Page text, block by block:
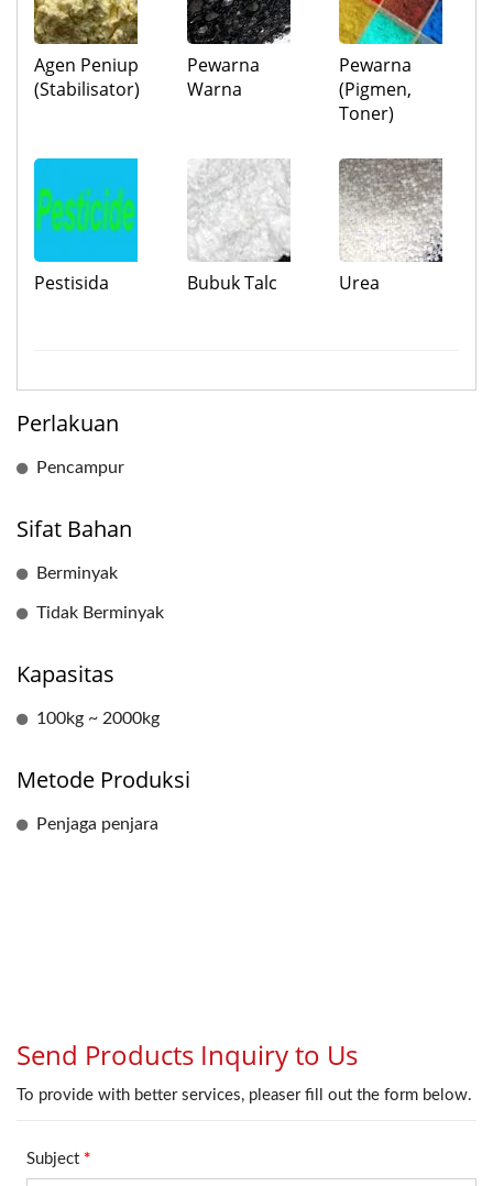
Agen Peniup
(Stabilisator)
Pewarna
Warna
Pewarna
(Pigmen,
Toner)
Pestisida Bubuk Talc Urea
Perlakuan
Pencampur
Sifat Bahan
Berminyak
Tidak Berminyak
Kapasitas
100kg ~ 2000kg
Metode Produksi
Penjaga penjara